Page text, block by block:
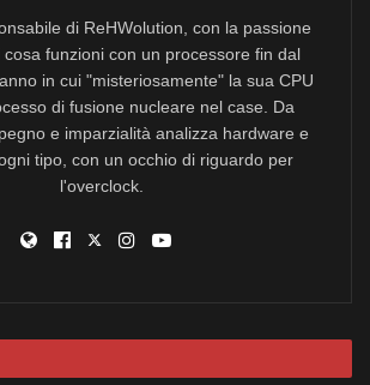
di ReHWolution, con la passione
cosa funzioni con un processore fin dal
in cui "misteriosamente" la sua CPU
di fusione nucleare nel case. Da
e imparzialità analizza hardware e
tipo, con un occhio di riguardo per
l'overclock.